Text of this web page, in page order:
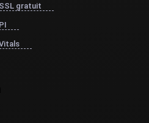
gratuit